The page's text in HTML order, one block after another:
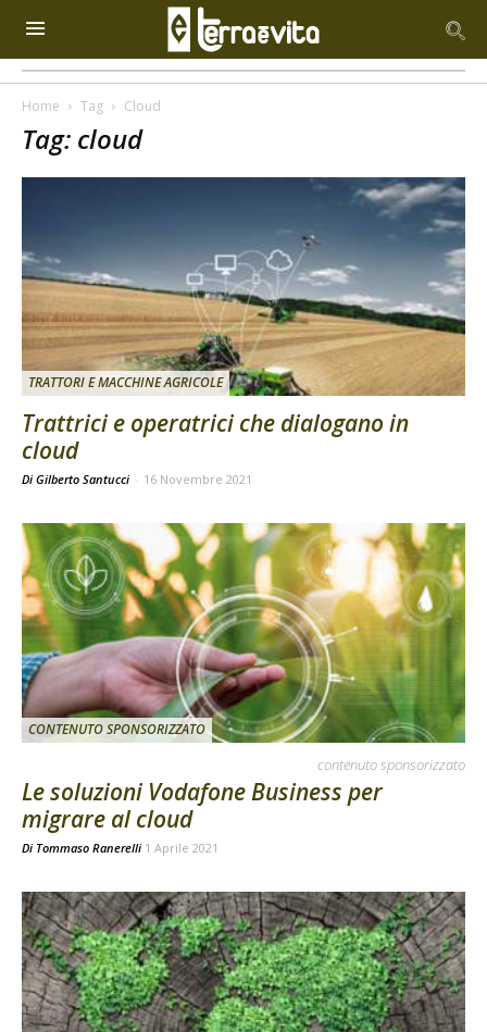
Home Tag Cloud
Tag: cloud
TRATTORI E MACCHINE AGRICOLE
Trattrici e operatrici che dialogano in
cloud
Di Gilberto Santucci - 16 Novembre 2021
CONTENUTO SPONSORIZZATO
contenuto sponsorizzato
Le soluzioni Vodafone Business per
migrare al cloud
Di Tommaso Ranerelli 1 Aprile 2021